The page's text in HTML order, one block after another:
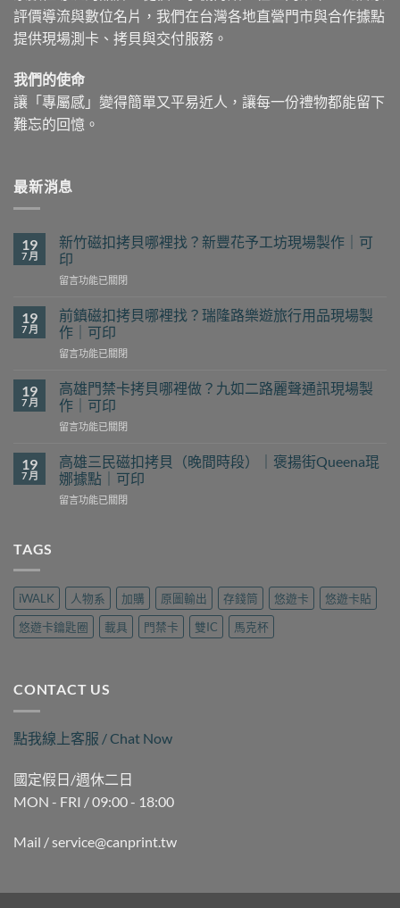
評價導流與數位名片，我們在台灣各地直營門市與合作據點
提供現場測卡、拷貝與交付服務。
我們的使命
讓「專屬感」變得簡單又平易近人，讓每一份禮物都能留下
難忘的回憶。
最新消息
19
7 月
新竹磁扣拷貝哪裡找？新豐花予工坊現場製作｜可
印
在
竹
磁
扣
拷
哪
裡
找？
新
花
予
坊
印〉
中
留言功能已關閉
19
7 月
前鎮磁扣拷貝哪裡找？瑞隆路樂遊旅行用品現場製
作｜可印
在
鎮
磁
扣
拷
哪
裡
找？
瑞
用
品
現
作
印〉
中
留言功能已關閉
19
7 月
高雄門禁卡拷貝哪裡做？九如二路麗聲通訊現場製
作｜可印
在
雄
門
禁
卡
九
如
二
路
通
訊
場
製
｜
可
印〉
留言功能已關閉
19
7 月
高雄三民磁扣拷貝（晚間時段）｜褒揚街Queena琨
娜據點｜可印
在
扣
貝
（晚
｜
街
琨
娜
據
可
留言功能已關閉
TAGS
iWALK 人物系 加購 原圖輸出 存錢筒 悠遊卡
悠遊卡貼
悠遊卡鑰匙圈
載具 門禁卡 雙IC 馬克杯
CONTACT US
點我線上客服 / Chat Now
國定假日/週休二日
MON - FRI / 09:00 - 18:00
Mail / service@canprint.tw